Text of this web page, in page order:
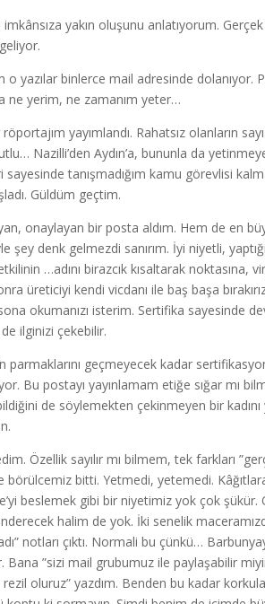
yakın oluşunu anlatıyorum. Gerçek
o yazılar binlerce mail adresinde dolanıyor.
ne yerim, ne zamanım yeter…
yayımlandı. Rahatsız olanların
Nazilli’den Aydın’a, bununla da
tanışmadığım kamu görevlisi
Güldüm geçtim.
onaylayan bir posta aldım. Hem de en
denk gelmezdi sanırım. İyi niyetli,
…adını birazcık kısaltarak noktasına,
üreticiyi kendi vicdanı ile baş başa
okumanızı isterim. Sertifika sayesinde
ilginizi çekebilir.
parmaklarını geçmeyecek kadar
Bu postayı yayınlamam etiğe sığar mı
de söylemekten çekinmeyen bir
Özellik sayılır mı bilmem, tek farkları
börülcemiz bitti. Yetmedi, yetemedi.
beslemek gibi bir niyetimiz yok çok şükür.
halim de yok. İki senelik
notları çıktı. Normali bu çünkü…
”sizi mail grubumuz ile paylaşabilir
oluruz” yazdım. Benden bu kadar